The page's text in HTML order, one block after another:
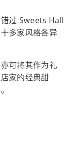
过 Sweets Hall
多家风格各异
可将其作为礼
家的经典甜